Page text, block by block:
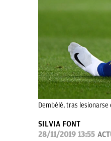
Dembélé, tras
SILVIA FONT
28/11/2019 13:55